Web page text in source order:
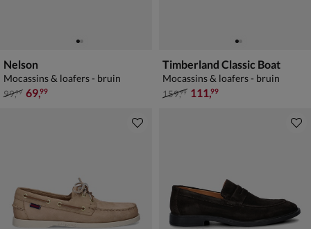
Nelson
Mocassins & loafers - bruin
van € 99,99 voor € 69,99
99,99 69,99
Timberland Classic Boat
Mocassins & loafers - bruin
van € 159,99 voor € 111,99
159,99 111,99